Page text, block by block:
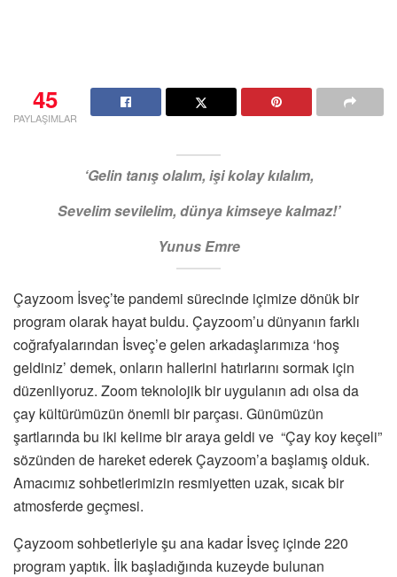
45
PAYLAŞIMLAR
‘Gelin tanış olalım, işi kolay kılalım,
Sevelim sevilelim, dünya kimseye kalmaz!’
Yunus Emre
Çayzoom İsveç’te pandemi sürecinde içimize dönük bir
program olarak hayat buldu. Çayzoom’u dünyanın farklı
coğrafyalarından İsveç’e gelen arkadaşlarımıza ‘hoş
geldiniz’ demek, onların hallerini hatırlarını sormak için
düzenliyoruz. Zoom teknolojik bir uygulanın adı olsa da
çay kültürümüzün önemli bir parçası. Günümüzün
şartlarında bu iki kelime bir araya geldi ve “Çay koy keçeli”
sözünden de hareket ederek Çayzoom’a başlamış olduk.
Amacımız sohbetlerimizin resmiyetten uzak, sıcak bir
atmosferde geçmesi.
Çayzoom sohbetleriyle şu ana kadar İsveç içinde 220
program yaptık. İlk başladığında kuzeyde bulunan